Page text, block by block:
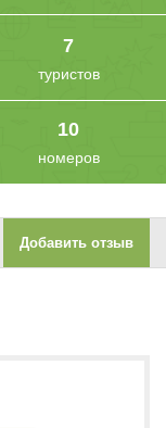
7
туристов
10
номеров
Добавить отзыв